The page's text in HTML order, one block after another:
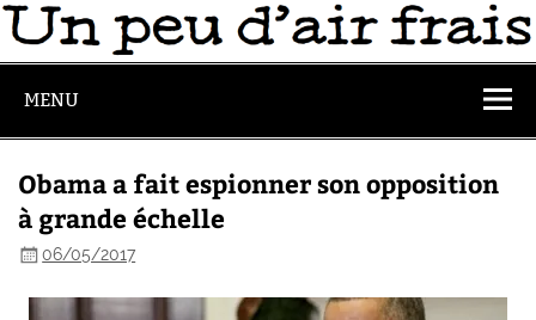
MENU
Obama a fait espionner son opposition
à grande échelle
06/05/2017